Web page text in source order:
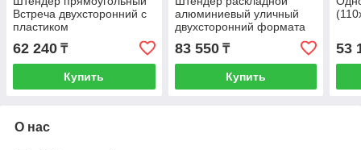
Встреча двухсторонний с
пластиком
62 240 ₸
Купить
алюминиевый уличный
двухсторонний формата
А1 (594х841 мм)
83 550₸
Купить
53
О нас